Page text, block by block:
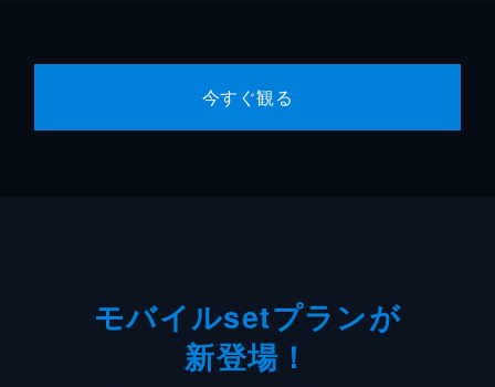
今すぐ観る
モバイルsetプランが
新登場！